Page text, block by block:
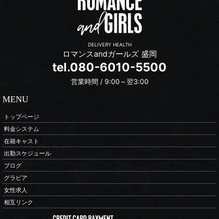
DELIVERY HEALTH
ロマンスandガールズ 盛岡
tel.080-6010-5500
営業時間 / 9:00～翌3:00
MENU
トップページ
料金システム
在籍キャスト
出勤スケジュール
ブログ
グラビア
女性求人
相互リンク